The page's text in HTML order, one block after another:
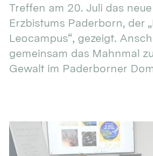
Treffen am 20. Juli das
Erzbistums Paderborn, der
Leocampus“, gezeigt.
gemeinsam das Mahnmal
Gewalt im Paderborner